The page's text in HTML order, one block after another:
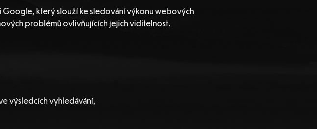
Google, který slouží ke sledování výkonu webových
problémů ovlivňujících jejich viditelnost.
výsledcích vyhledávání,